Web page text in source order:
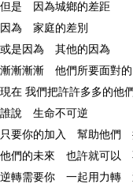
但是 因為城鄉的差距
因為 家庭的差別
或是因為 其他的因為
漸漸漸漸 他們所要面對
現在 我們把許許多多的他
誰說 生命不可逆
只要你的加入 幫助他們
他們的未來 也許就可以
逆轉需要你 一起用力轉